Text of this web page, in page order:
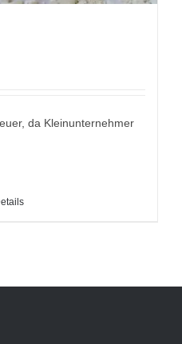
da Kleinunternehmer